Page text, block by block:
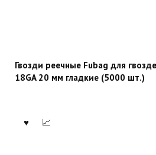
Гвозди реечные Fubag для
18GA 20 мм гладкие (5000 шт.)